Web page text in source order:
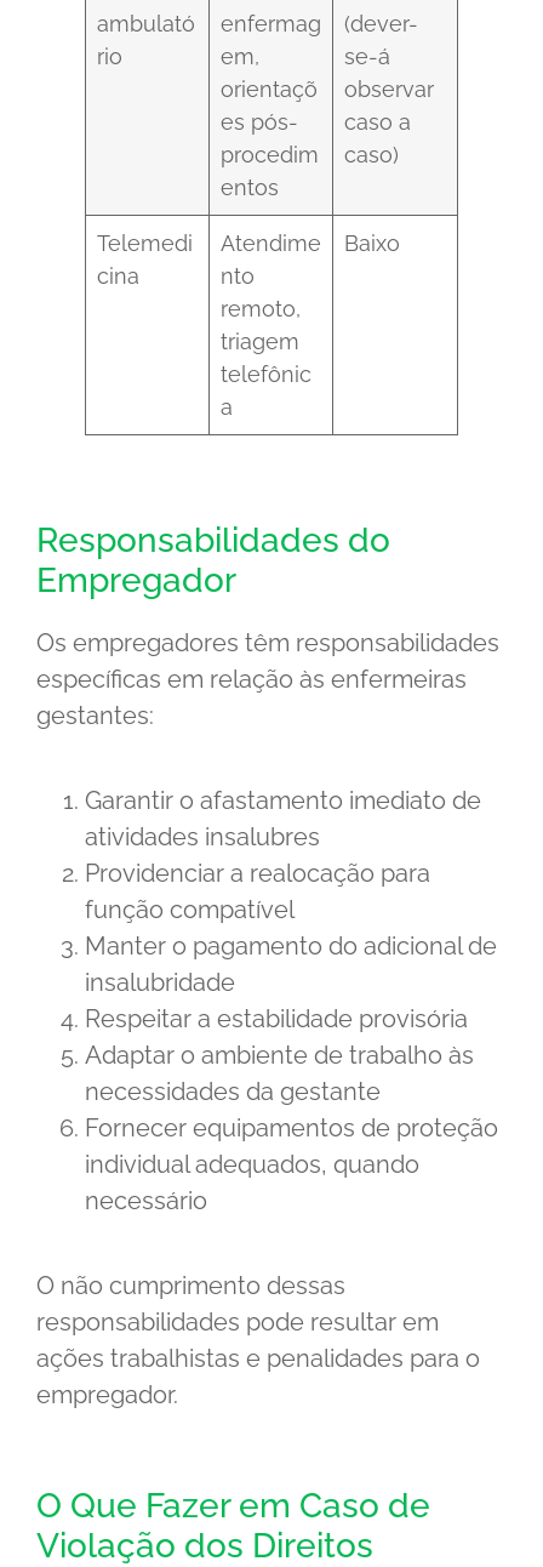
ambulató
rio
enfermag
em,
orientaçõ
es pós-
procedim
entos
(dever-
se-á
observar
caso a
caso)
Telemedi
cina
Atendime
nto
remoto,
triagem
telefônic
a
Baixo
Responsabilidades do
Empregador
Os empregadores têm responsabilidades
específicas em relação às enfermeiras
gestantes:
Garantir o afastamento imediato de
atividades insalubres
Providenciar a realocação para
função compatível
Manter o pagamento do adicional de
insalubridade
Respeitar a estabilidade provisória
Adaptar o ambiente de trabalho às
necessidades da gestante
Fornecer equipamentos de proteção
individual adequados, quando
necessário
O não cumprimento dessas
responsabilidades pode resultar em
ações trabalhistas e penalidades para o
empregador.
O Que Fazer em Caso de
Violação dos Direitos